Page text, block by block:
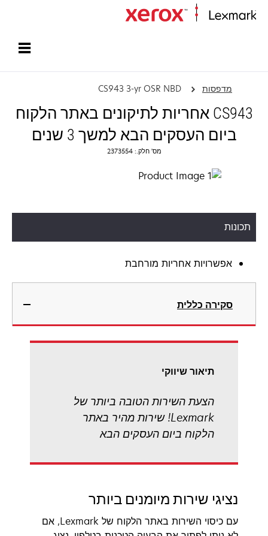
מדפסות CS943 3-yr OSR NBD
CS943 אחריות לתיקונים באתר הלקוח
ביום העסקים הבא למשך 3 שנים
מס' חלק.: 2373554
תכונות
אפשרויות אחריות מורחבת
סקירה כללית
תיאור שיווקי
הצעת השירות הטובה ביותר של
Lexmark! שירות מהיר באתר
הלקוח ביום העסקים הבא
נציגי שירות מיומנים ביותר
עם כיסוי השירות באתר הלקוח של Lexmark, אם